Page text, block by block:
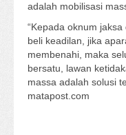
adalah mobilisasi
“Kepada oknum
beli keadilan, jika
membenahi, maka
bersatu, lawan
massa adalah solusi
matapost.com